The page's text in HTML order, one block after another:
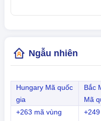
Ngẫu nhiên
Hungary Mã quốc
gia
Bắc
Mã
+263 mã vùng